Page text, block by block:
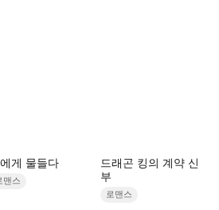
게 물들다
맨스
드래곤 킹의 계약 신
부
로맨스